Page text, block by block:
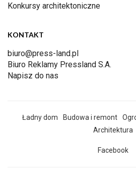
Konkursy architektoniczne
KONTAKT
biuro@press-land.pl
Biuro Reklamy Pressland S.A.
Napisz do nas
Ładny dom Budowa i remont
Architektura
Facebook